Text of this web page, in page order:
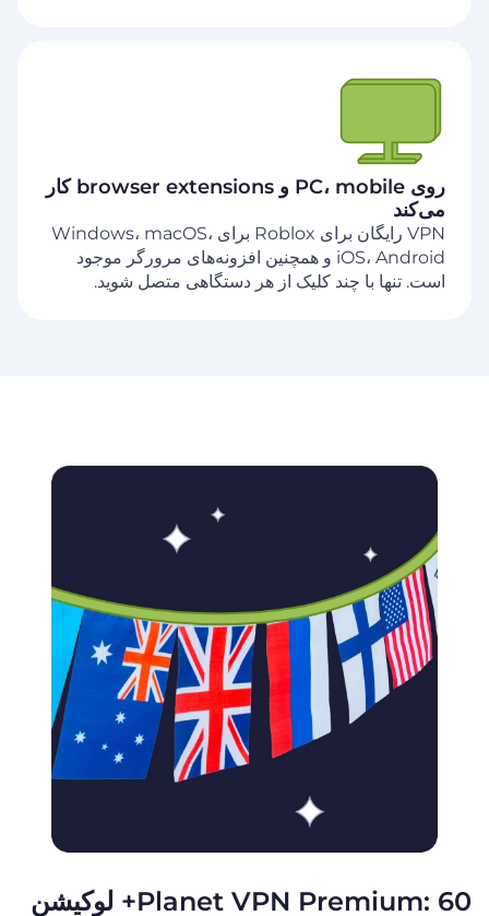
روی PC، mobile و browser extensions کار
می‌کند
VPN رایگان برای Roblox برای Windows، macOS،
iOS، Android و همچنین افزونه‌های مرورگر موجود
است. تنها با چند کلیک از هر دستگاهی متصل شوید.
Planet VPN Premium: 60+ لوکیشن